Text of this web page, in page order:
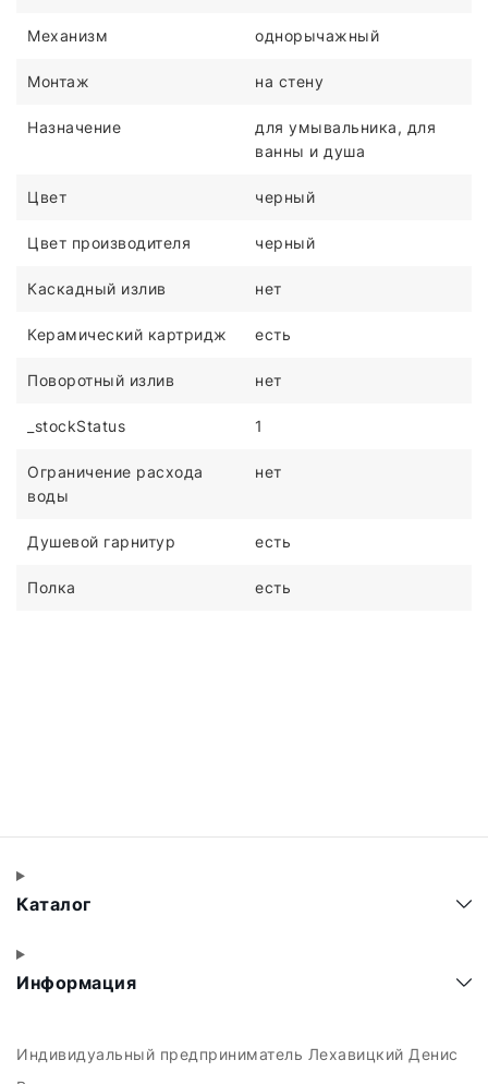
Механизм однорычажный
Монтаж на стену
Назначение
для умывальника, для
ванны и душа
Цвет черный
Цвет производителя черный
Каскадный излив нет
Керамический картридж есть
Поворотный излив нет
_stockStatus 1
Ограничение расхода
воды
нет
Душевой гарнитур есть
Полка есть
Каталог
Информация
Индивидуальный предприниматель Лехавицкий Денис